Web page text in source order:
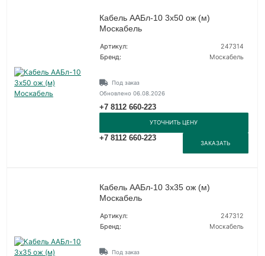
Кабель ААБл-10 3х50 ож (м)
Москабель
Артикул:
247314
Бренд:
Москабель
Под заказ
Обновлено 06.08.2026
+7 8112 660-223
УТОЧНИТЬ ЦЕНУ
+7 8112 660-223
ЗАКАЗАТЬ
Кабель ААБл-10 3х35 ож (м)
Москабель
Артикул:
247312
Бренд:
Москабель
Под заказ